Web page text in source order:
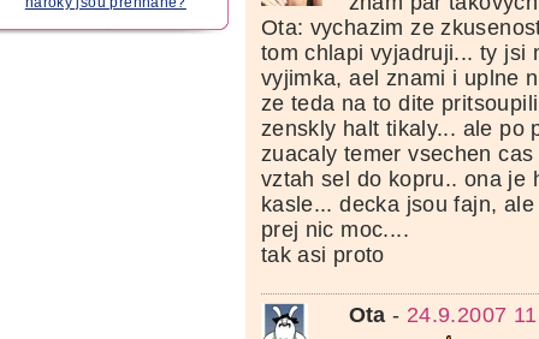
Ota: vychazim ze
tom chlapi vyjadruji... ty jsi
vyjimka, ael znami i uplne
ze teda na to dite
zenskly halt tikaly... ale po
zuacaly temer vsechen
vztah sel do kopru.. ona je
kasle... decka jsou fajn,
prej nic moc....
tak asi proto
Ota - 24.9.2007